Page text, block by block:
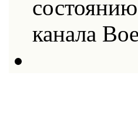
канала